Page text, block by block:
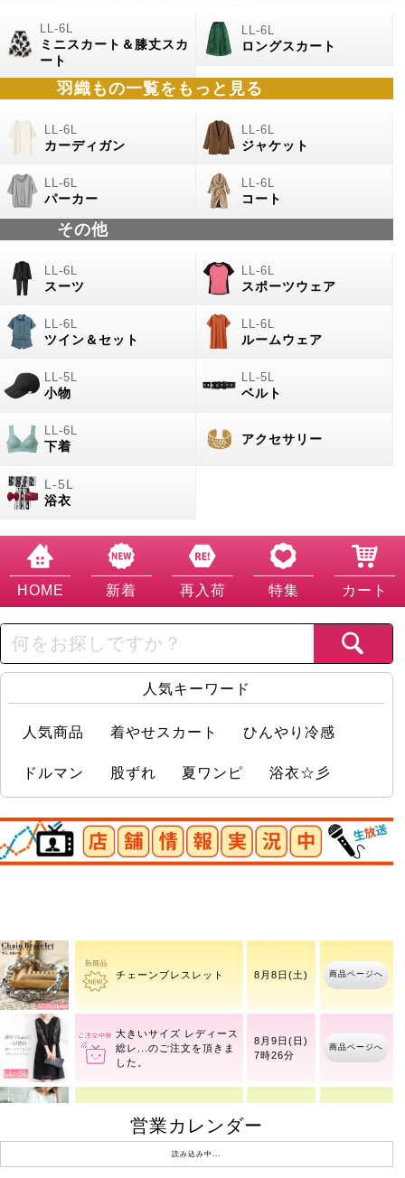
ミニスカート＆膝丈スカ
ート
ロングスカート
羽織もの一覧をもっと見る
カーディガン ジャケット
パーカー コート
その他
スーツ スポーツウェア
ツイン＆セット ルームウェア
小物 ベルト
下着
アクセサリー
浴衣
HOME 新着 再入荷 特集 カート
人気キーワード
人気商品 着やせスカート ひんやり冷感
ドルマン 股ずれ 夏ワンピ 浴衣☆彡
店舗情報実況中
チェーンブレスレット 8月8日(土)
大きいサイズ レディース
総レ
8月9日(日)
7時26分
レースフレアスリーブバ
ックギャザープルオーバ
8月10日(月)
営業カレンダー
読み込み中...